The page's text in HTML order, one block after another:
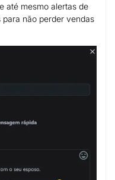
até mesmo alertas de
não perder vendas